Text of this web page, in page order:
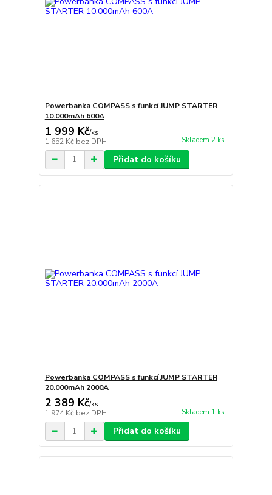
Powerbanka COMPASS s funkcí JUMP STARTER
10.000mAh 600A
1 999 Kč/ks
1 652 Kč bez DPH Skladem 2 ks
Přidat do košíku
Powerbanka COMPASS s funkcí JUMP STARTER
20.000mAh 2000A
2 389 Kč/ks
1 974 Kč bez DPH Skladem 1 ks
Přidat do košíku